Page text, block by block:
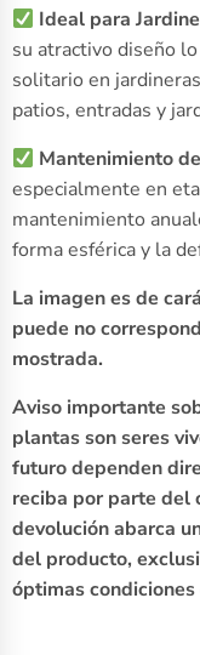
Ideal para
su atractivo diseño
solitario en
patios, entradas y
Mantenimiento
especialmente en
mantenimiento
forma esférica y la
La imagen es de
puede no
mostrada.
Aviso importante
plantas son seres
futuro dependen
reciba por parte del
devolución abarca
del producto,
óptimas